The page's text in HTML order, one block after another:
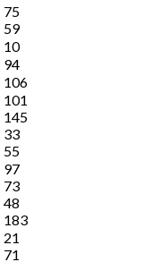
75
59
10
94
106
101
145
33
55
97
73
48
183
21
71